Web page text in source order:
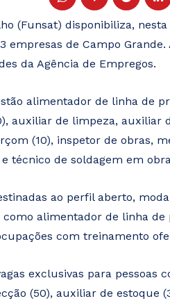
(Funsat) disponibiliza,
empresas de Campo
da Agência de Empregos.
alimentador de linha de
auxiliar de limpeza, auxiliar
(10), inspetor de obras,
e técnico de soldagem em
ao perfil aberto,
alimentador de linha
com treinamento
exclusivas para pessoas
(50), auxiliar de estoque